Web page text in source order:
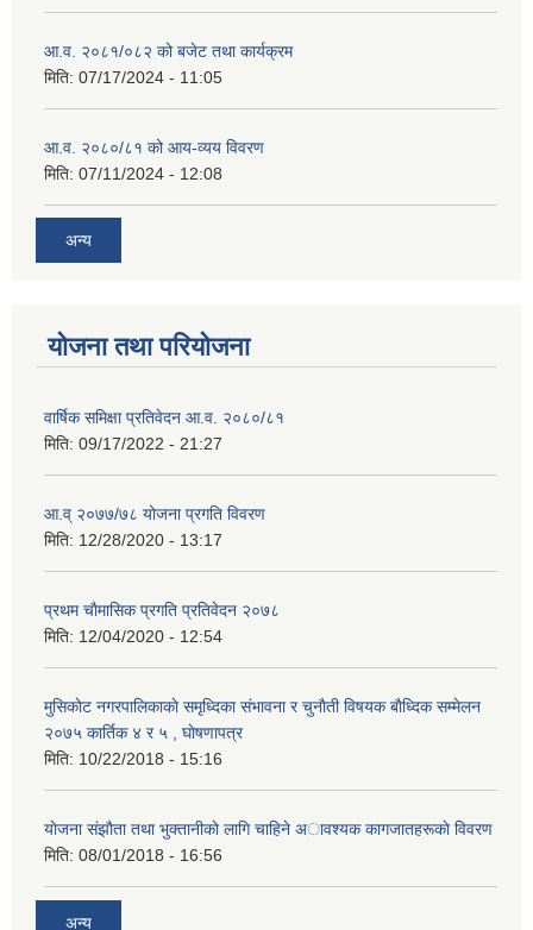
आ.व. २०८१/०८२ को बजेट तथा कार्यक्रम
मिति: 07/17/2024 - 11:05
आ.व. २०८०/८१ को आय-व्यय विवरण
मिति: 07/11/2024 - 12:08
अन्य
योजना तथा परियोजना
वार्षिक समिक्षा प्रतिवेदन आ.व. २०८०/८१
मिति: 09/17/2022 - 21:27
आ.व् २०७७/७८ योजना प्रगति विवरण
मिति: 12/28/2020 - 13:17
प्रथम चाैमासिक प्रगति प्रतिवेदन २०७८
मिति: 12/04/2020 - 12:54
मुसिकाेट नगरपालिकाकाे समृध्दिका संभावना र चुनाैती विषयक बाैध्दिक सम्मेलन
२०७५ कार्तिक ४ र ५ , घाेषणापत्र
मिति: 10/22/2018 - 15:16
याेजना संझाैता तथा भुक्तानीकाे लागि चाहिने अावश्यक कागजातहरूकाे विवरण
मिति: 08/01/2018 - 16:56
अन्य